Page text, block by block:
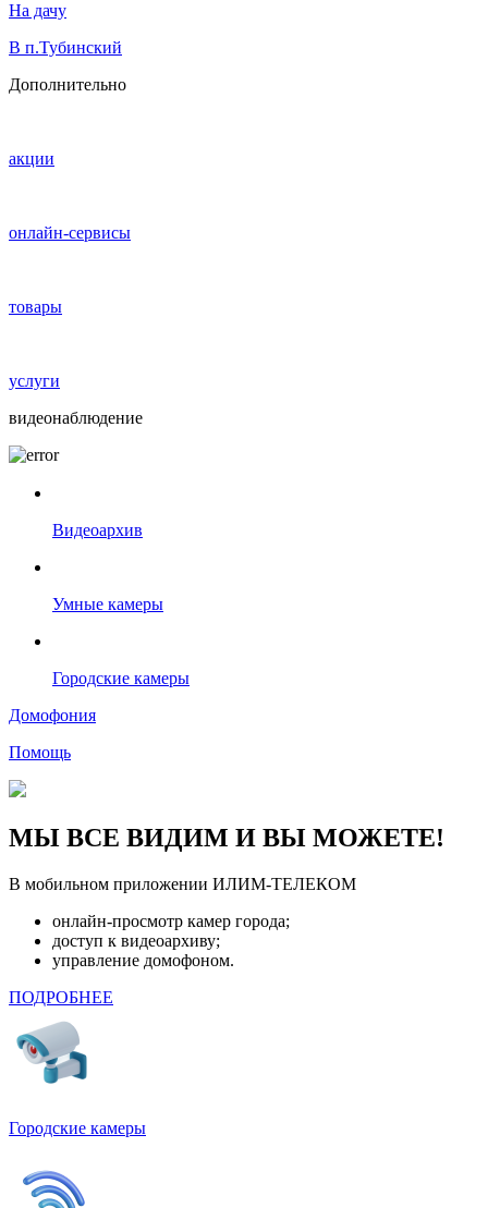
На дачу
В п.Тубинский
Дополнительно
акции
онлайн-сервисы
товары
услуги
видеонаблюдение
Видеоархив
Умные камеры
Городские камеры
Домофония
Помощь
МЫ ВСЕ ВИДИМ И ВЫ МОЖЕТЕ!
В мобильном приложении ИЛИМ-ТЕЛЕКОМ
онлайн-просмотр камер города;
доступ к видеоархиву;
управление домофоном.
ПОДРОБНЕЕ
Городские камеры